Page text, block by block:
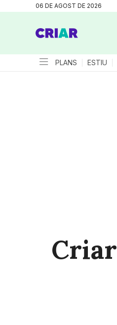
06 DE AGOST DE 2026
PLANS ESTIU
Criar